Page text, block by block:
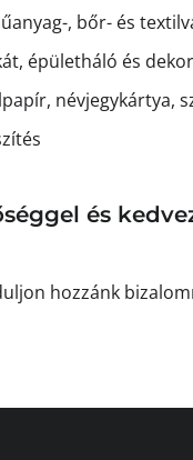
, bőr- és
épületháló és
névjegykártya,
és
hozzánk